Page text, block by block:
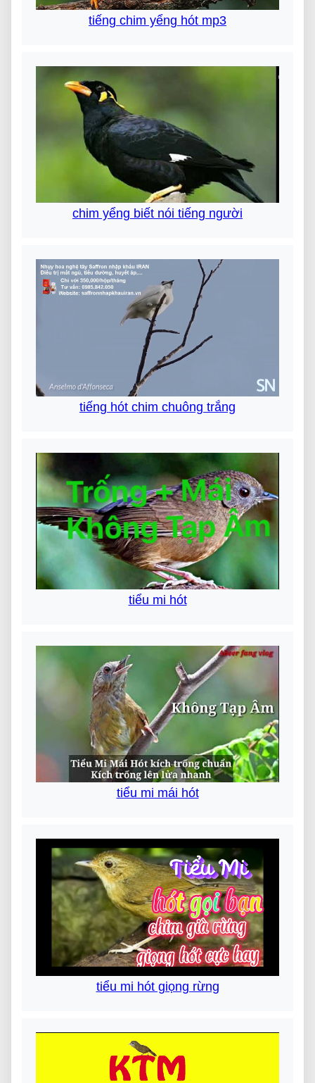
tiếng chim yểng hót mp3
chim yểng biết nói tiếng người
tiếng hót chim chuông trắng
tiểu mi hót
tiểu mi mái hót
tiểu mi hót giọng rừng